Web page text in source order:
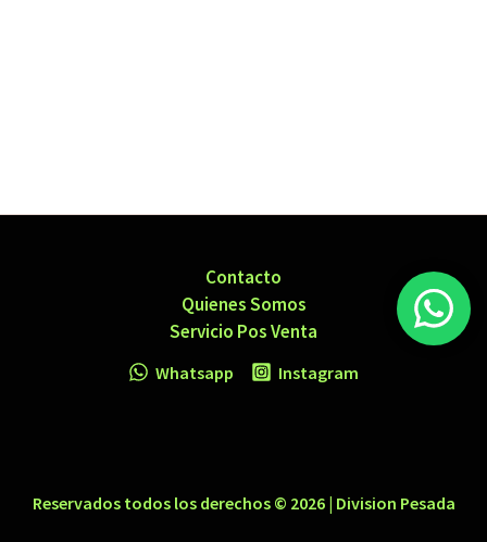
Contacto
Quienes Somos
Servicio Pos Venta
Whatsapp Instagram
Reservados todos los derechos © 2026 | Division Pesada